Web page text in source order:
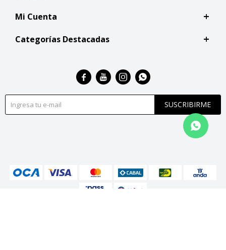
Mi Cuenta
Categorías Destacadas
SUSCRIBIRME
   